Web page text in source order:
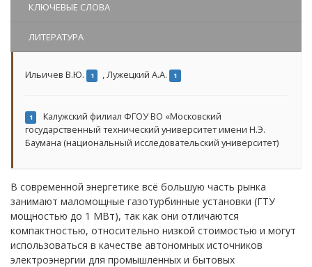
КЛЮЧЕВЫЕ СЛОВА
ЛИТЕРАТУРА
Ильичев В.Ю. 1 ,Лужецкий А.А. 1
1
Калужский филиал ФГОУ ВО «Московский
государственный технический университет имени Н.Э.
Баумана (национальный исследовательский университет)
В современной энергетике всё большую часть рынка
занимают маломощные газотурбинные установки (ГТУ
мощностью до 1 МВт), так как они отличаются
компактностью, относительно низкой стоимостью и могут
использоваться в качестве автономных источников
электроэнергии для промышленных и бытовых